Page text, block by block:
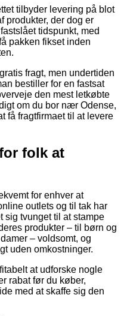
tilbyder levering på blot
produkter, der dog er
tidspunkt, med
pakken fikset inden
fragt, men undertiden
bestiller for en fastsat
den mest letkøbte
om du bor nær Odense,
få fragtfirmaet til at levere
folk at
for enhver at
outlets og til tak har
sig tvunget til at stampe
produkter – til børn og
– voldsomt, og
uden omkostninger.
at udforske nogle
rabat før du køber,
med at skaffe sig den